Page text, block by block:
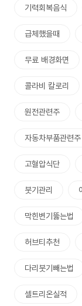
기력회복음식
급체했을때
무료 배경화면
콜라비 칼로리
원전관련주
자동차부품관련주
고혈압식단
붓기관리
막힌변기뚫는법
허브티추천
다리붓기빼는법
셀트리온실적